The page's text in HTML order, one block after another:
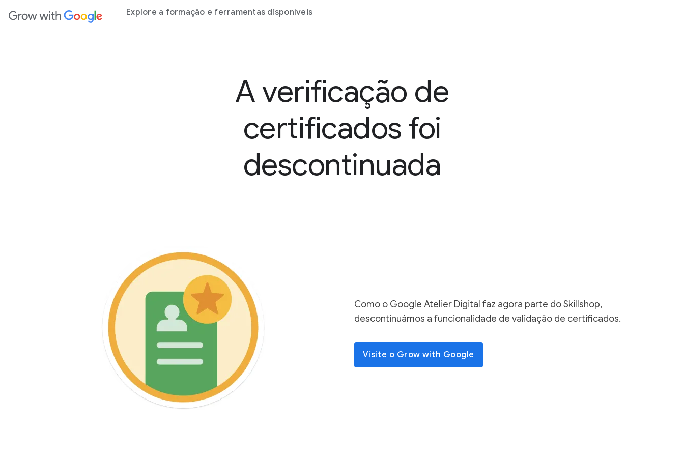
principal Explore a formação e ferramentas disponíveis
A verificação de
certificados foi
descontinuada
Como o Google Atelier Digital faz agora parte do Skillshop,
descontinuámos a funcionalidade de validação de certificados.
Visite o Grow with Google